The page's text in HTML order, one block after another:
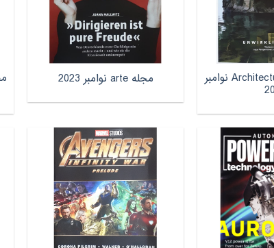
مجله Architectural Digest نوامبر مجله arte نوامبر 2023